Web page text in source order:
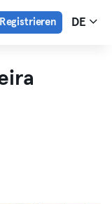
Registrieren DE